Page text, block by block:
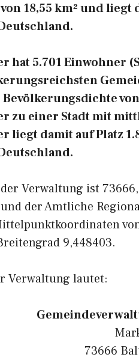
18,55 km² und
hat 5.701 Einwohner
zu einer Stadt mit
liegt damit auf Platz
Verwaltung ist
der Amtliche
9,448403.
Verwaltung lautet:
73666